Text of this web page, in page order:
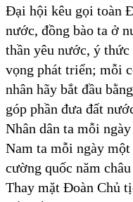
Đại hội kêu gọi toàn
nước, đồng bào ta ở
thần yêu nước, ý
vọng phát triển; mỗi
nhân hãy bắt đầu
góp phần đưa đất
Nhân dân ta mỗi
Nam ta mỗi ngày
cường quốc năm
Thay mặt Đoàn Chủ